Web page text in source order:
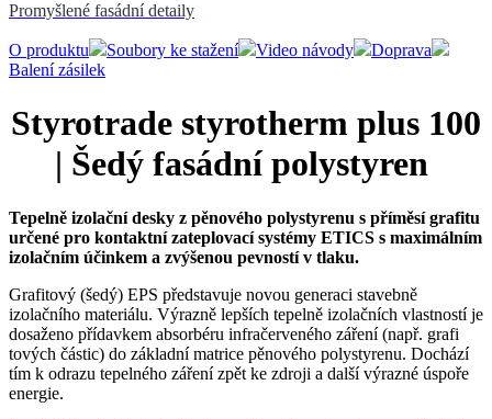
Promyšlené fasádní detaily
O produktu Soubory ke stažení Video návody
Doprava
Balení zásilek
Styrotrade styrotherm plus 100
| Šedý fasádní polystyren
Tepelně izolační desky z pěnového polystyrenu s příměsí grafitu
určené pro kontaktní zateplovací systémy ETICS s maximálním
izolačním účinkem a zvýšenou pevností v tlaku.
Grafitový (šedý) EPS představuje novou generaci stavebně
izolačního materiálu. Výrazně lepších tepelně izolačních vlastností je
dosaženo přídavkem absorbéru infračerveného záření (např. grafi
tových částic) do základní matrice pěnového polystyrenu. Dochází
tím k odrazu tepelného záření zpět ke zdroji a další výrazné úspoře
energie.